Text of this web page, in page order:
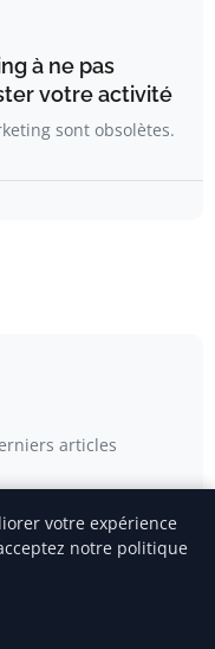
à ne pas
votre activité
sont obsolètes.
articles
votre expérience
notre politique